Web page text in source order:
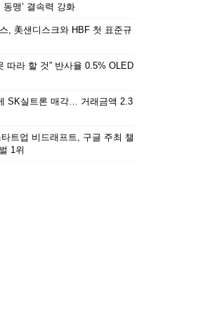
동맹’ 결속력 강화
, 美샌디스크와 HBF 첫 표준규
따라 할 것” 반사율 0.5% OLED
SK실트론 매각… 거래금액 2.3
트업 비드래프트, 구글 주최 챌
1위